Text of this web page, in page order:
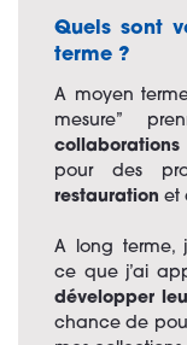
Quels sont
terme ?
A moyen
mesure”
pour des
restauration et
A long terme,
ce que j’ai
développer
chance de